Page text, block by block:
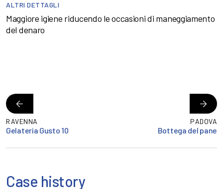
ALTRI DETTAGLI
Maggiore igiene riducendo le occasioni di maneggiamento
del denaro
RAVENNA
Gelateria Gusto 10
PADOVA
Bottega del pane
Case history